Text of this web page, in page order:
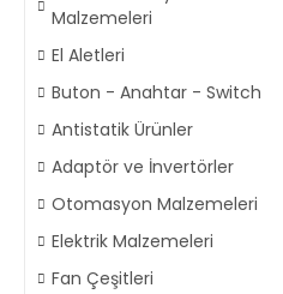
Malzemeleri
El Aletleri
Buton - Anahtar - Switch
Antistatik Ürünler
Adaptör ve İnvertörler
Otomasyon Malzemeleri
Elektrik Malzemeleri
Fan Çeşitleri